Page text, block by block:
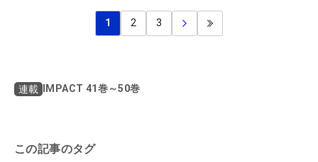
1 2 3
連載 IMPACT 41巻～50巻
この記事のタグ